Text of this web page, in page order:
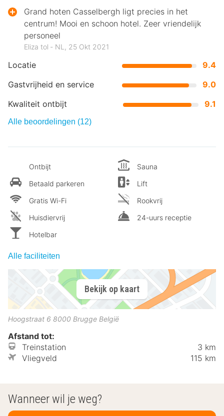
Locatie
9.4
Gastvrijheid en service
9.0
Kwaliteit ontbijt
9.1
Grand hoten Casselbergh ligt precies in het
centrum! Mooi en schoon hotel. Zeer vriendelijk
personeel
Eliza tol ‐ NL, 25 Okt 2021
Alle beoordelingen (12)
Ontbijt
Betaald parkeren
Gratis Wi-Fi
Huisdiervrij
Hotelbar
Sauna
Lift
Rookvrij
24-uurs receptie
Alle faciliteiten
Bekijk op kaart
Hoogstraat 6 8000 Brugge België
Afstand tot:
Treinstation
3 km
Vliegveld
115 km
Wanneer wil je weg?